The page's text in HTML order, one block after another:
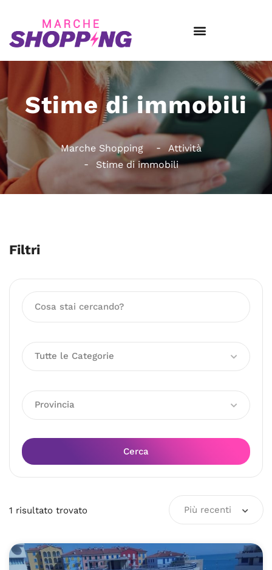
Stime di immobili
Marche Shopping
Attività
Stime di immobili
Filtri
Tutte le Categorie
Provincia
Cerca
1 risultato trovato Più recenti